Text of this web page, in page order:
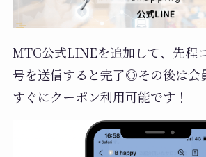
MTG公式LINEを追加して、先程
号を送信すると完了◎その後は会
すぐにクーポン利用可能です！